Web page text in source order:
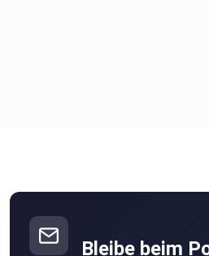
Bleibe beim